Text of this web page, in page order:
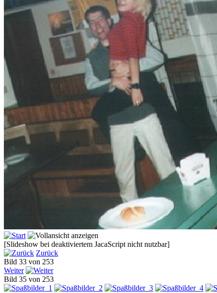
[Slideshow bei deaktiviertem JacaScript nicht nutzbar]
Zurück
Bild 33 von 253
Weiter
Bild 35 von 253